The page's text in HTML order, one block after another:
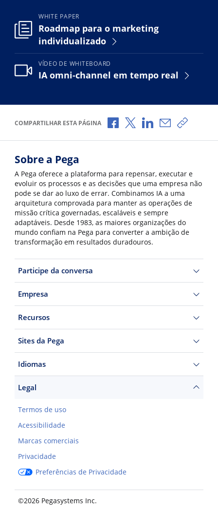
WHITE PAPER
Roadmap para o marketing
individualizado
VÍDEO DE WHITEBOARD
IA omni-channel em tempo real
COMPARTILHAR ESTA PÁGINA Compartilhar no Facebook
Compartilhar no X
Compartilhar no
Compartilhar
Copiar
Sobre a Pega
A Pega oferece a plataforma para repensar, executar e
evoluir os processos e as decisões que uma empresa não
pode se dar ao luxo de errar. Combinamos IA a uma
arquitetura comprovada para manter as operações de
missão crítica governadas, escaláveis e sempre
adaptáveis. Desde 1983, as maiores organizações do
mundo confiam na Pega para converter a ambição de
transformação em resultados duradouros.
Participe da conversa
Empresa
Recursos
Sites da Pega
Idiomas
Legal
Termos de uso
Acessibilidade
Marcas comerciais
Privacidade
Preferências de Privacidade
©2026 Pegasystems Inc.